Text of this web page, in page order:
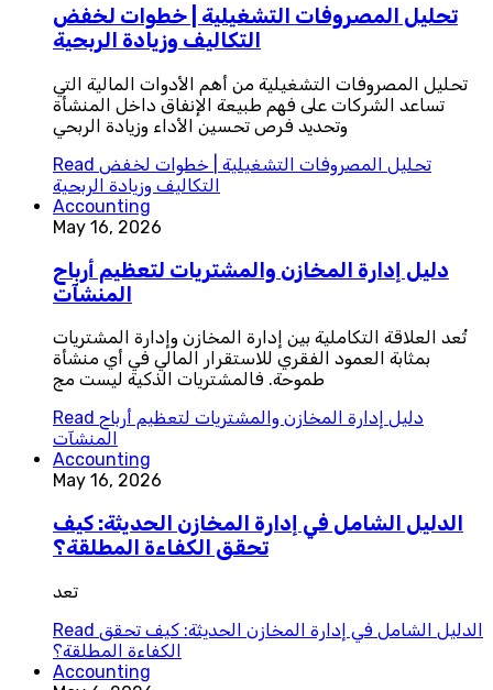
تحليل المصروفات التشغيلية | خطوات لخفض
التكاليف وزيادة الربحية
تحليل المصروفات التشغيلية من أهم الأدوات المالية التي
تساعد الشركات على فهم طبيعة الإنفاق داخل المنشأة
وتحديد فرص تحسين الأداء وزيادة الربحي
Read تحليل المصروفات التشغيلية | خطوات لخفض
التكاليف وزيادة الربحية
Accounting
May 16, 2026
دليل إدارة المخازن والمشتريات لتعظيم أرباح
المنشآت
تُعد العلاقة التكاملية بين إدارة المخازن وإدارة المشتريات
بمثابة العمود الفقري للاستقرار المالي في أي منشأة
طموحة. فالمشتريات الذكية ليست مج
Read دليل إدارة المخازن والمشتريات لتعظيم أرباح
المنشآت
Accounting
May 16, 2026
الدليل الشامل في إدارة المخازن الحديثة: كيف
تحقق الكفاءة المطلقة؟
تعد
Read الدليل الشامل في إدارة المخازن الحديثة: كيف تحقق
الكفاءة المطلقة؟
Accounting